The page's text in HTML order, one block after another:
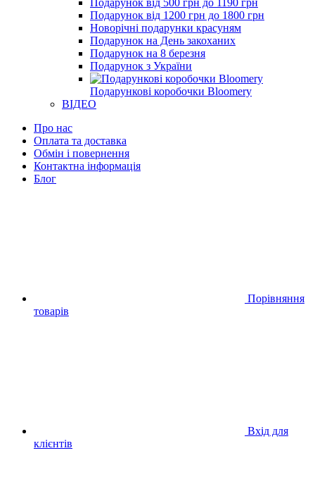
Подарунок від 1200 грн до 1800 грн
Новорічні подарунки красуням
Подарунок на День закоханих
Подарунок на 8 березня
Подарунок з України
Подарункові коробочки Bloomery
ВІДЕО
Про нас
Оплата та доставка
Обмін і повернення
Контактна інформація
Блог
Порівняння
товарів
Вхід для
клієнтів